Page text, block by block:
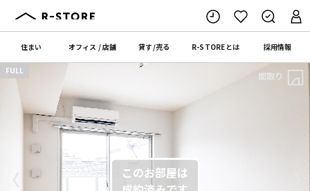
住まい オフィス /店舗 貸す/売る R-STOREとは 採用情報
FULL 間取り